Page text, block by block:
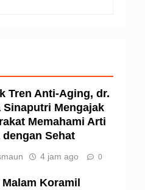
Tren Anti-Aging, dr.
Sinaputri Mengajak
Memahami Arti
dengan Sehat
4 jam ago 0
Koramil